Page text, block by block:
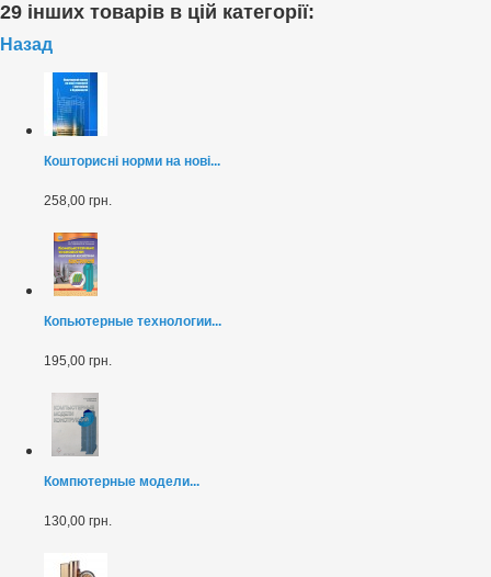
29 інших товарів в цій категорії:
Назад
Кошторисні норми на нові...
258,00 грн.
Копьютерные технологии...
195,00 грн.
Компютерные модели...
130,00 грн.